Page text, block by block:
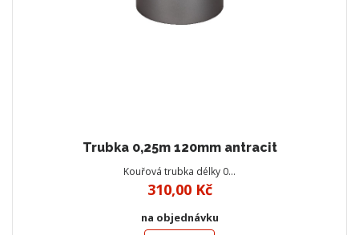
Trubka 0,25m 120mm antracit
Kouřová trubka délky 0…
310,00 Kč
na objednávku